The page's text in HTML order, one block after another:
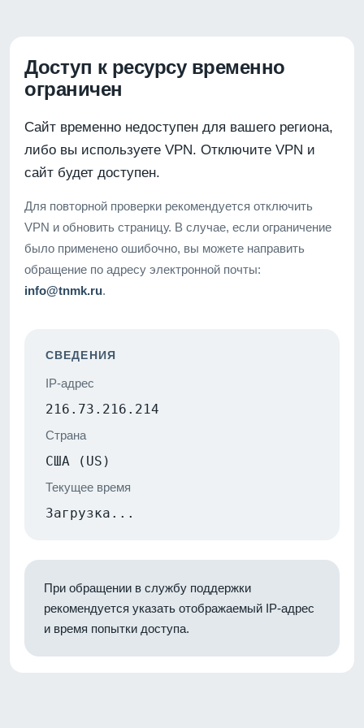
Доступ к ресурсу временно
ограничен
Сайт временно недоступен для вашего региона,
либо вы используете VPN. Отключите VPN и
сайт будет доступен.
Для повторной проверки рекомендуется отключить
VPN и обновить страницу. В случае, если ограничение
было применено ошибочно, вы можете направить
обращение по адресу электронной почты:
info@tnmk.ru.
СВЕДЕНИЯ
IP-адрес
216.73.216.214
Страна
США (US)
Текущее время
Загрузка...
При обращении в службу поддержки
рекомендуется указать отображаемый IP-адрес
и время попытки доступа.